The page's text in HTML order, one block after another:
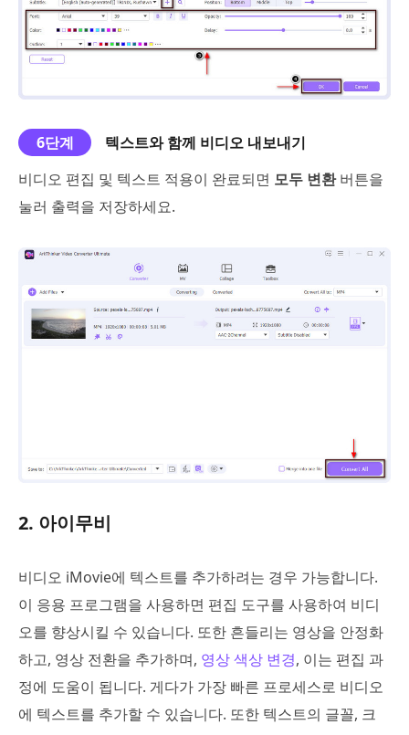
6단계
텍스트와 함께 비디오 내보내기
비디오 편집 및 텍스트 적용이 완료되면 모두 변환버튼을
눌러 출력을 저장하세요.
2. 아이무비
비디오 iMovie에 텍스트를 추가하려는 경우 가능합니다.
이 응용 프로그램을 사용하면 편집 도구를 사용하여 비디
오를 향상시킬 수 있습니다. 또한 흔들리는 영상을 안정화
하고, 영상 전환을 추가하며, 영상 색상 변경, 이는 편집 과
정에 도움이 됩니다. 게다가 가장 빠른 프로세스로 비디오
에 텍스트를 추가할 수 있습니다. 또한 텍스트의 글꼴, 크